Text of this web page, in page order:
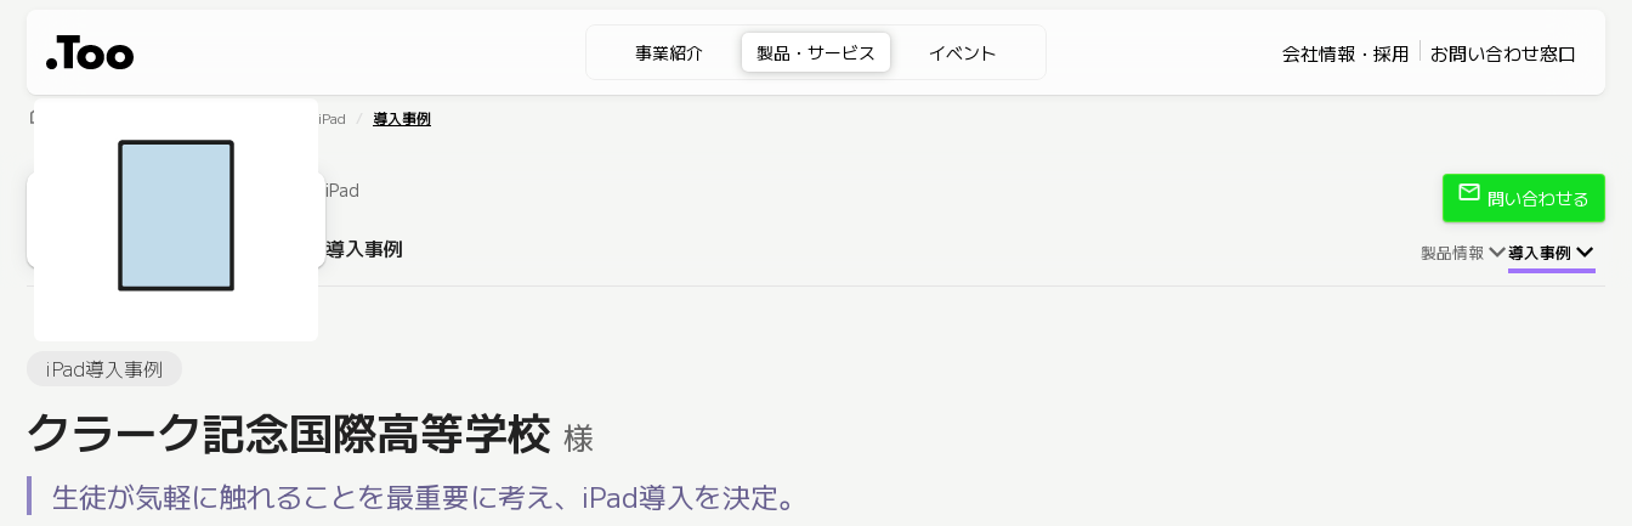
事業紹介 製品・サービス イベント 会社情報・採用 お問い合わせ窓口
home iPad 導入事例
iPad
導入事例
mail 問い合わせる
製品情報 導入事例
iPad導入事例
クラーク記念国際高等学校 様
生徒が気軽に触れることを最重要に考え、iPad導入を決定。